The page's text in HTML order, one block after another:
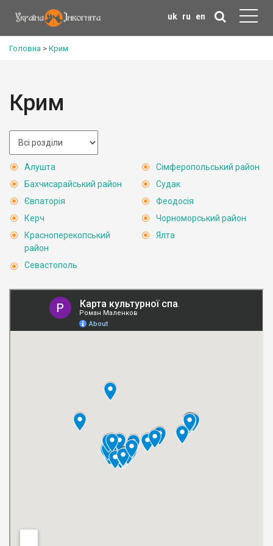
uk ru en
Головна > Крим
Крим
Алушта
Бахчисарайський район
Євпаторія
Керч
Красноперекопський
район
Севастополь
Сімферопольський район
Судак
Феодосія
Чорноморський район
Ялта